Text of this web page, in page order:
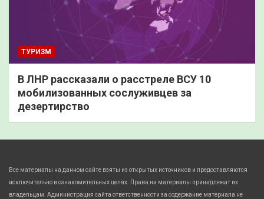
ТУРИЗМ
В ЛНР рассказали о расстреле ВСУ 10
мобилизованных сослуживцев за
дезертирство
Все материалы на данном сайте взяты из открытых источников и предоставляются
исключительно в ознакомительных целях. Права на материалы принадлежат их
владельцам. Администрация сайта ответственности за содержание материала не